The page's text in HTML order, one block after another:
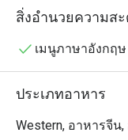
คนรักศิลปะและผู้ที่ต้
แสดงงานศิลปะหมุน
ในที่เดียว
สิ่งอำนวยความส
เมนูภาษาอังกฤษ
ประเภทอาหาร
Western, อาหารจีน